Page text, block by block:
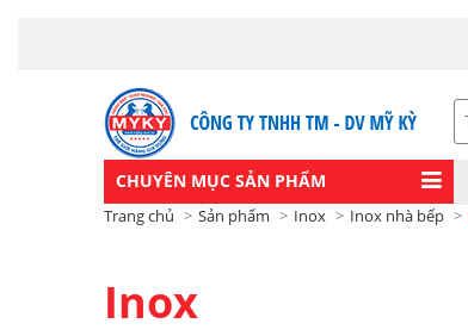
CHUYÊN MỤC SẢN PHẨM
Trang chủ Sản phẩm Inox Inox nhà bếp
Inox